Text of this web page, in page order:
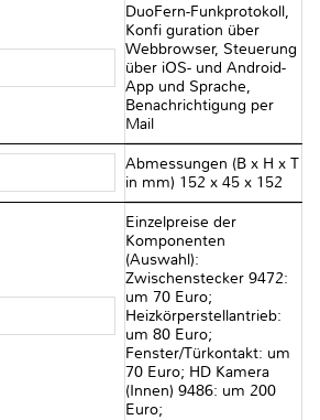
DuoFern-Funkprotokoll,
Konfi guration über
Webbrowser, Steuerung
über iOS- und Android-
App und Sprache,
Benachrichtigung per
Mail
Abmessungen (B x H x T
in mm) 152 x 45 x 152
Einzelpreise der
Komponenten
(Auswahl):
Zwischenstecker 9472:
um 70 Euro;
Heizkörperstellantrieb:
um 80 Euro;
Fenster/Türkontakt: um
70 Euro; HD Kamera
(Innen) 9486: um 200
Euro;